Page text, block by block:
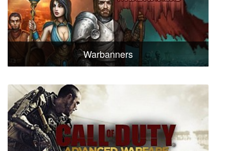
Warbanners